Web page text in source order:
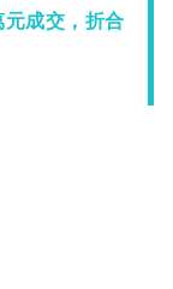
成交，折合